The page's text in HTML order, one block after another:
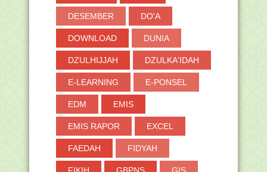
DESEMBER DO'A
DOWNLOAD DUNIA
DZULHIJJAH DZULKA'IDAH
E-LEARNING E-PONSEL
EDM EMIS
EMIS RAPOR EXCEL
FAEDAH FIDYAH